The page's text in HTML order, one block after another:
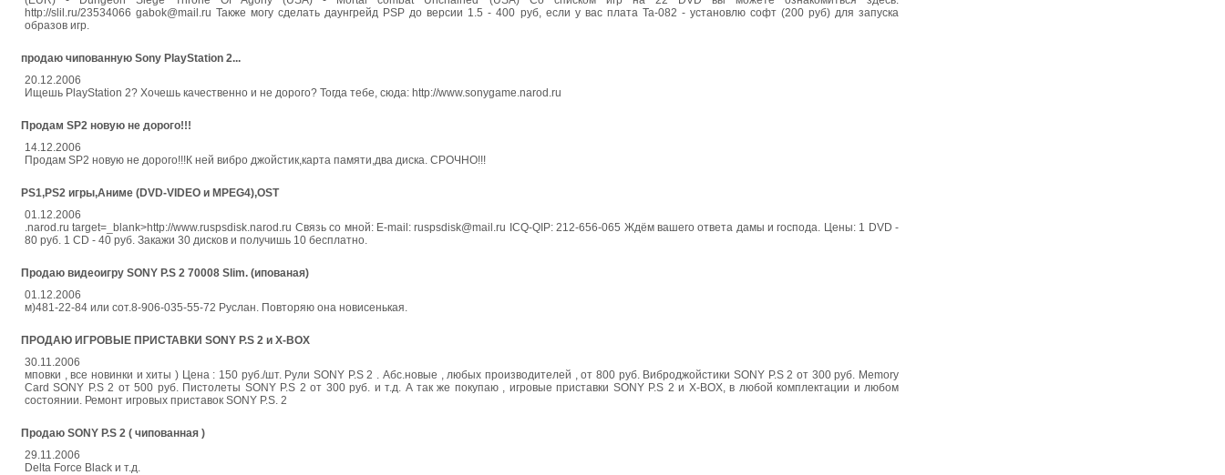
http://slil.ru/23534066 gabok@mail.ru Также могу сделать даунгрейд PSP до версии 1.5 - 400 руб, если у вас плата Та-082 - установлю софт (200 руб) для запуска
образов игр.
продаю чипованную Sony PlayStation 2...
20.12.2006
Ищешь PlayStation 2? Хочешь качественно и не дорого? Тогда тебе, сюда: http://www.sonygame.narod.ru
Продам SP2 новую не дорого!!!
14.12.2006
Продам SP2 новую не дорого!!!К ней вибро джойстик,карта памяти,два диска. СРОЧНО!!!
PS1,PS2 игры,Аниме (DVD-VIDEO и MPEG4),OST
01.12.2006
.narod.ru target=_blank>http://www.ruspsdisk.narod.ru Связь со мной: E-mail: ruspsdisk@mail.ru ICQ-QIP: 212-656-065 Ждём вашего ответа дамы и господа. Цены: 1 DVD -
80 руб. 1 CD - 40 руб. Закажи 30 дисков и получишь 10 бесплатно.
Продаю видеоигру SONY P.S 2 70008 Slim. (ипованая)
01.12.2006
м)481-22-84 или сот.8-906-035-55-72 Руслан. Повторяю она новисенькая.
ПРОДАЮ ИГРОВЫЕ ПРИСТАВКИ SONY P.S 2 и X-BOX
30.11.2006
мповки , все новинки и хиты ) Цена : 150 руб./шт. Рули SONY P.S 2 . Абс.новые , любых производителей , от 800 руб. Виброджойстики SONY P.S 2 от 300 руб. Memory
Card SONY P.S 2 от 500 руб. Пистолеты SONY P.S 2 от 300 руб. и т.д. А так же покупаю , игровые приставки SONY P.S 2 и X-BOX, в любой комплектации и любом
состоянии. Ремонт игровых приставок SONY P.S. 2
Продаю SONY P.S 2 ( чипованная )
29.11.2006
Delta Force Black и т.д.